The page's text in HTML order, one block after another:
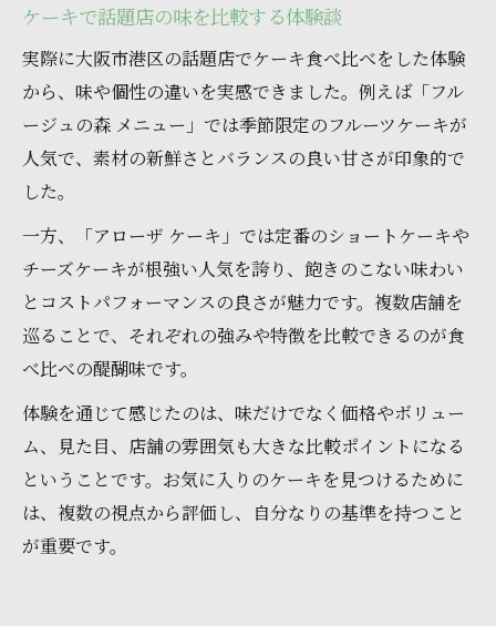
ケーキで話題店の味を比較する体験談
実際に大阪市港区の話題店でケーキ食べ比べをした体験
から、味や個性の違いを実感できました。例えば「フル
ージュの森 メニュー」では季節限定のフルーツケーキが
人気で、素材の新鮮さとバランスの良い甘さが印象的で
した。
一方、「アローザ ケーキ」では定番のショートケーキや
チーズケーキが根強い人気を誇り、飽きのこない味わい
とコストパフォーマンスの良さが魅力です。複数店舗を
巡ることで、それぞれの強みや特徴を比較できるのが食
べ比べの醍醐味です。
体験を通じて感じたのは、味だけでなく価格やボリュー
ム、見た目、店舗の雰囲気も大きな比較ポイントになる
ということです。お気に入りのケーキを見つけるために
は、複数の視点から評価し、自分なりの基準を持つこと
が重要です。